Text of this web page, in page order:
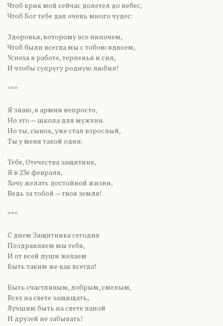
Чтоб крик мой сейчас долетел до небес,
Чтоб Бог тебе дал очень много чудес:
Здоровья, которому все нипочем,
Чтоб были всегда мы с тобою вдвоем,
Успеха в работе, терпенья и сил,
И чтобы супругу родную любил!
***
Я знаю, в армии непросто,
Но это — школа для мужчин.
Но ты, сынок, уже стал взрослый,
Ты у меня такой один.
Тебе, Отечества защитник,
Я в 23е февраля,
Хочу желать достойной жизни,
Ведь за тобой — твоя земля!
***
C днем Защитника сегодня
Поздравляем мы тебя,
И от всей души желаем
Быть таким же как всегда!
Быть счастливым, добрым, смелым,
Всех на свете защищать,
Лучшим быть на свете папой
И друзей не забывать!